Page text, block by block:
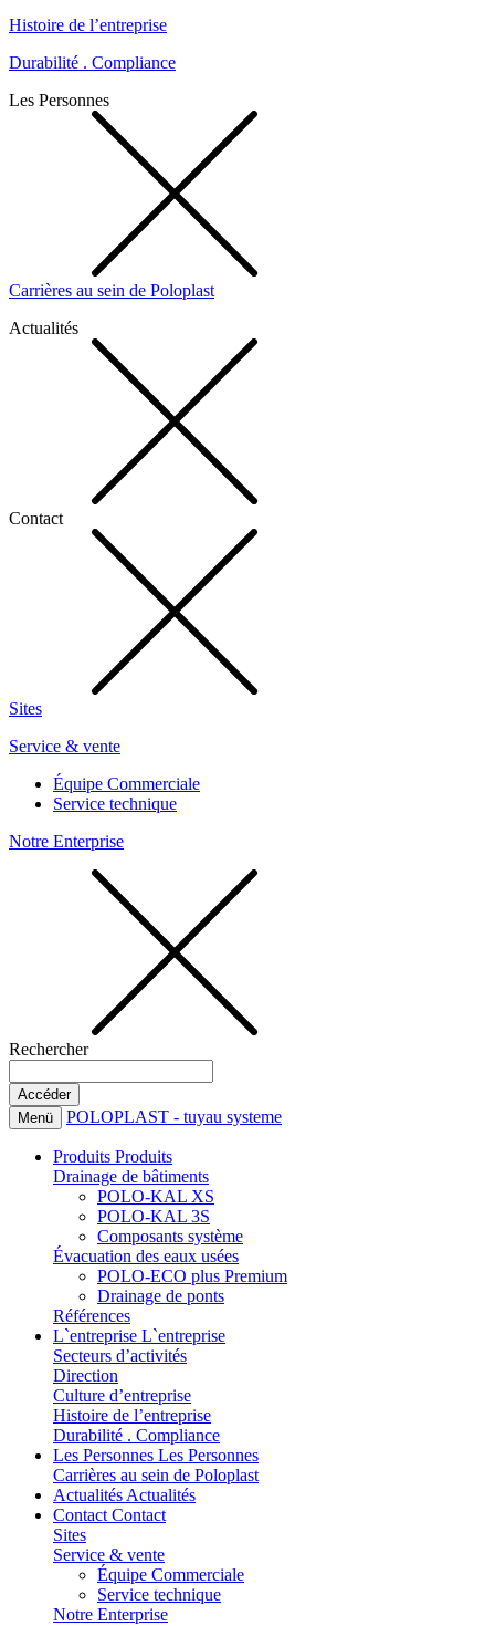
Histoire de l’entreprise
Durabilité . Compliance
Les Personnes
Carrières au sein de Poloplast
Actualités
Contact
Sites
Service & vente
Équipe Commerciale
Service technique
Notre Enterprise
Rechercher
Menü POLOPLAST - tuyau systeme
Produits Produits
Drainage de bâtiments
POLO-KAL XS
POLO-KAL 3S
Composants système
Évacuation des eaux usées
POLO-ECO plus Premium
Drainage de ponts
Références
L`entreprise L`entreprise
Secteurs d’activités
Direction
Culture d’entreprise
Histoire de l’entreprise
Durabilité . Compliance
Les Personnes Les Personnes
Carrières au sein de Poloplast
Actualités Actualités
Contact Contact
Sites
Service & vente
Équipe Commerciale
Service technique
Notre Enterprise